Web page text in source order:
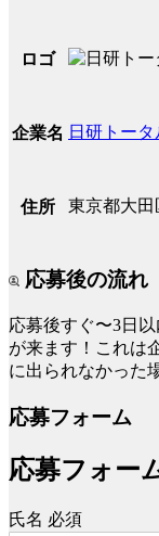
ロゴ
企業名 日研トー
住所 東京都大田
応募後の流れ
応募後すぐ〜3日以
が来ます！これは
に出られなかった
応募フォーム
応募フォー
氏名 必須